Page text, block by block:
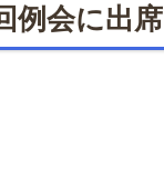
例会に出席